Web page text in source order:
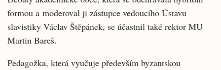
formou a moderoval ji zástupce vedoucího Ústavu
slavistiky Václav Štěpánek, se účastnil také rektor MU
Martin Bareš.
Pedagožka, která vyučuje především byzantskou